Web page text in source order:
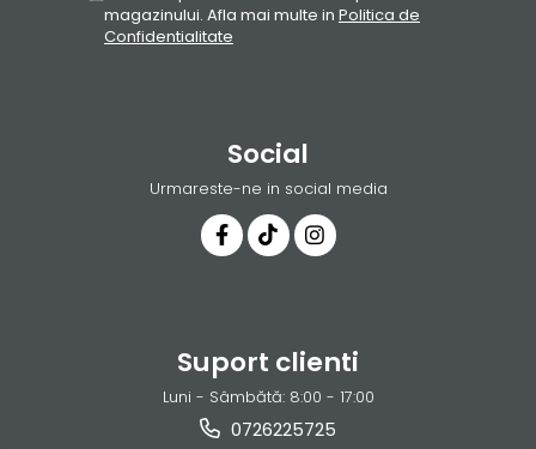
magazinului. Afla mai multe in Politica de
Confidentialitate
Social
Urmareste-ne in social media
Suport clienti
Luni - Sâmbătă: 8:00 - 17:00
0726225725